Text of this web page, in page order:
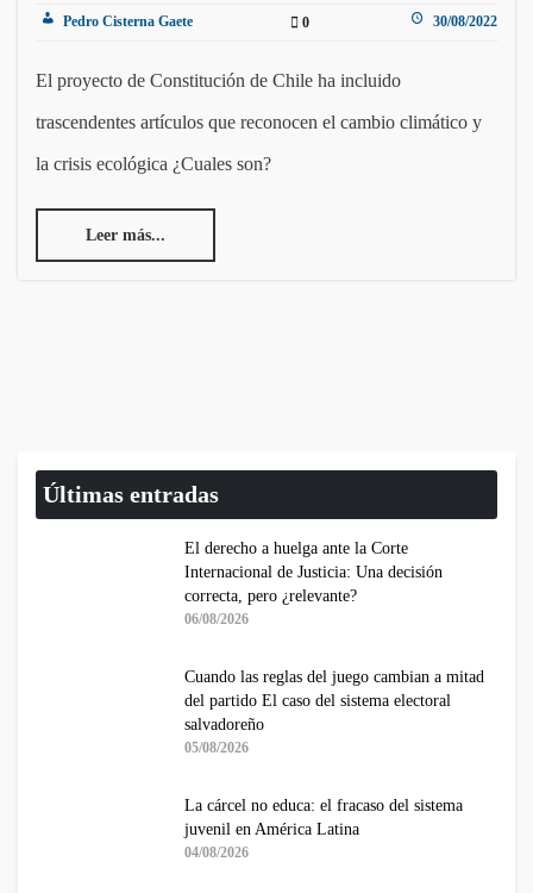
Pedro Cisterna Gaete 0 30/08/2022
El proyecto de Constitución de Chile ha incluido
trascendentes artículos que reconocen el cambio climático y
la crisis ecológica ¿Cuales son?
Leer más...
Últimas entradas
El derecho a huelga ante la Corte
Internacional de Justicia: Una decisión
correcta, pero ¿relevante?
06/08/2026
Cuando las reglas del juego cambian a mitad
del partido El caso del sistema electoral
salvadoreño
05/08/2026
La cárcel no educa: el fracaso del sistema
juvenil en América Latina
04/08/2026